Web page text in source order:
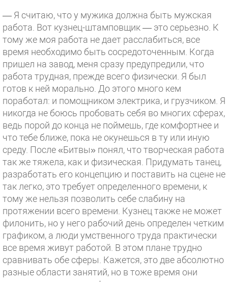
— Я считаю, что у мужика должна быть мужская
работа. Вот кузнец-штамповщик — это серьезно. К
тому же моя работа не дает расслабиться, все
время необходимо быть сосредоточенным. Когда
пришел на завод, меня сразу предупредили, что
работа трудная, прежде всего физически. Я был
готов к ней морально. До этого много кем
поработал: и помощником электрика, и грузчиком. Я
никогда не боюсь пробовать себя во многих сферах,
ведь порой до конца не поймешь, где комфортнее и
что тебе ближе, пока не окунешься в ту или иную
среду. После «Битвы» понял, что творческая работа
так же тяжела, как и физическая. Придумать танец,
разработать его концепцию и поставить на сцене не
так легко, это требует определенного времени, к
тому же нельзя позволить себе слабину на
протяжении всего времени. Кузнец также не может
филонить, но у него рабочий день определен четким
графиком, а люди умственного труда практически
все время живут работой. В этом плане трудно
сравнивать обе сферы. Кажется, это две абсолютно
разные области занятий, но в тоже время они